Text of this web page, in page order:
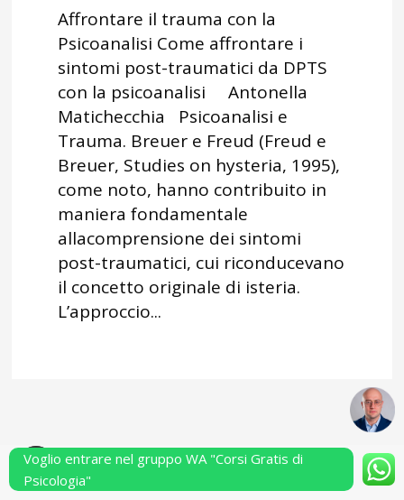
Affrontare il trauma con la
Psicoanalisi Come affrontare i
sintomi post-traumatici da DPTS
con la psicoanalisi Antonella
Matichecchia Psicoanalisi e
Trauma. Breuer e Freud (Freud e
Breuer, Studies on hysteria, 1995),
come noto, hanno contribuito in
maniera fondamentale
allacomprensione dei sintomi
post-traumatici, cui riconducevano
il concetto originale di isteria.
L’approccio...
Powered by Performarsi S.a.s.
Voglio entrare nel gruppo WA "Corsi Gratis di
Psicologia"